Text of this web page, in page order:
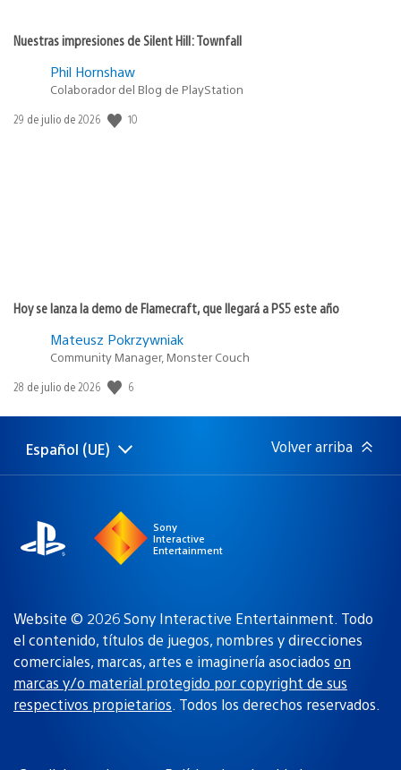
Nuestras impresiones de Silent Hill: Townfall
Phil Hornshaw
Colaborador del Blog de PlayStation
Fecha
29 de julio de 2026 10
Hoy se lanza la demo de Flamecraft, que llegará a PS5 este año
Mateusz Pokrzywniak
Community Manager, Monster Couch
Fecha
publicación:
28 de julio de 2026 6
Selecciona
una
Región
actual:
Español (UE) Volver arriba
Sony
Interactive
Entertainment
Website © 2026 Sony Interactive Entertainment. Todo
el contenido, títulos de juegos, nombres y direcciones
comerciales, marcas, artes e imaginería asociados on
marcas y/o material protegido por copyright de sus
respectivos propietarios. Todos los derechos reservados.